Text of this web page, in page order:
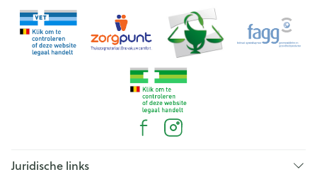
Juridische links